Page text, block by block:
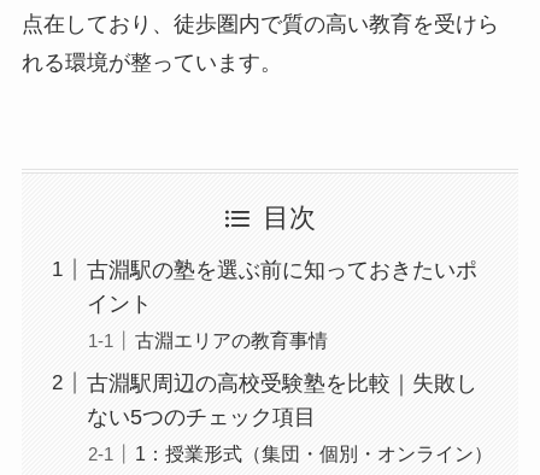
点在しており、徒歩圏内で質の高い教育を受けら
れる環境が整っています。
目次
古淵駅の塾を選ぶ前に知っておきたいポ
イント
古淵エリアの教育事情
古淵駅周辺の高校受験塾を比較｜失敗し
ない5つのチェック項目
1：授業形式（集団・個別・オンライン）